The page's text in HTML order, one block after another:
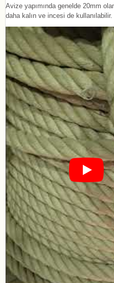
Avize yapımında genelde 20mm
daha kalın ve incesi de kullanılabilir.